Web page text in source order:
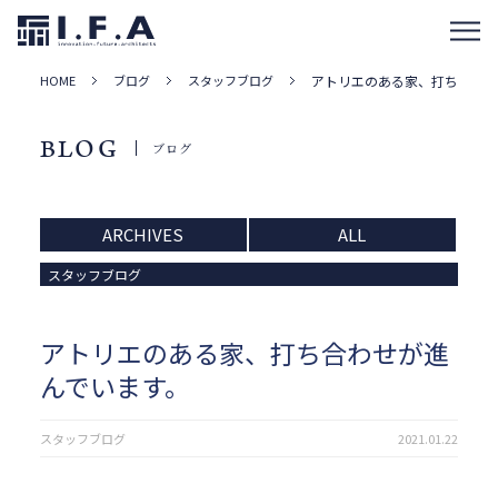
HOME ブログ スタッフブログ アトリエのある家、打ち合わ
BLOG ブログ
ARCHIVES ALL
スタッフブログ
アトリエのある家、打ち合わせが進
んでいます。
スタッフブログ 2021.01.22